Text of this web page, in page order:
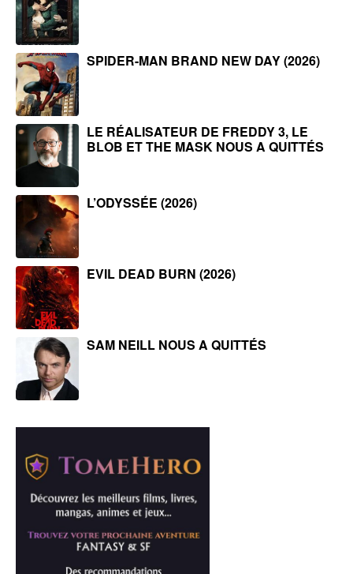
SPIDER-MAN BRAND NEW DAY (2026)
LE RÉALISATEUR DE FREDDY 3, LE
BLOB ET THE MASK NOUS A QUITTÉS
L’ODYSSÉE (2026)
EVIL DEAD BURN (2026)
SAM NEILL NOUS A QUITTÉS